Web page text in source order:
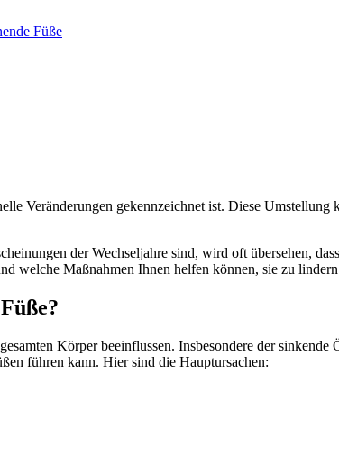
Füße
Veränderungen gekennzeichnet ist. Diese
der Wechseljahre sind, wird oft übersehen,
welche Maßnahmen Ihnen helfen können, sie zu
Körper beeinflussen. Insbesondere der
führen kann. Hier sind die Hauptursachen: